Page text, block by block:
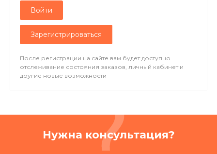
Войти
Зарегистрироваться
После регистрации на сайте вам будет доступно
отслеживание состояния заказов, личный кабинет и
другие новые возможности
Нужна консультация?